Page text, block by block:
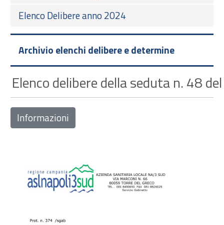
Elenco Delibere anno 2024
Archivio elenchi delibere e determine
Elenco delibere della seduta n. 48
Informazioni